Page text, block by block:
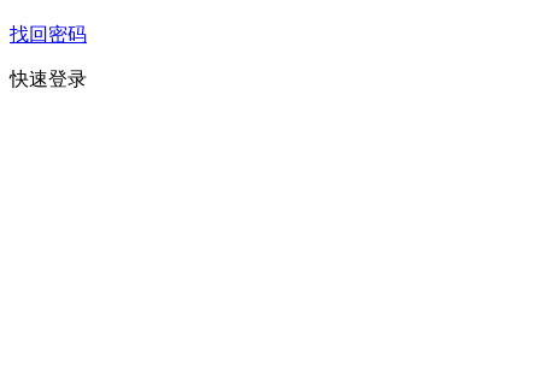
找回密码
快速登录